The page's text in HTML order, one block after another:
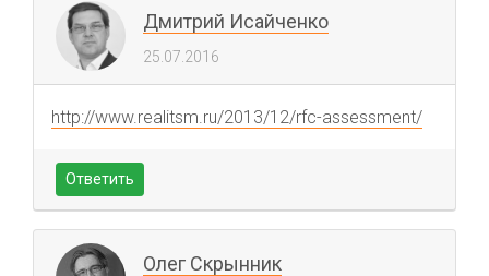
Дмитрий Исайченко
25.07.2016
http://www.realitsm.ru/2013/12/rfc-assessment/
Ответить
Олег Скрынник